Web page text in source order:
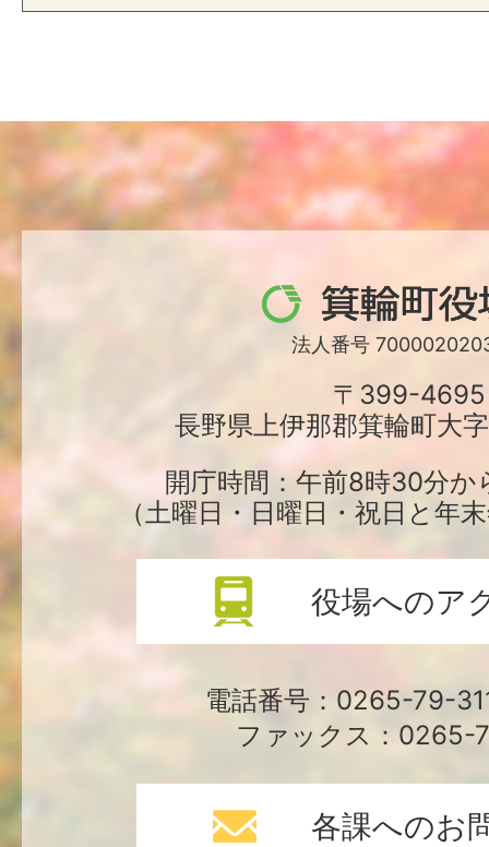
箕
輪
役
場
法人番号
〒399-4695
長野県上伊那郡箕輪町大
開庁時間：午前8時30分か
（土曜日・日曜日・祝日と年
役場へのア
電話番号：0265-79-
ファックス：0265-
各課へのお